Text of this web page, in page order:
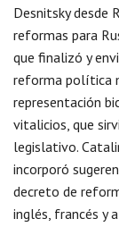
Desnitsky desde
reformas para
que finalizó y
reforma política
representación
vitalicios, que
legislativo.
incorporó
decreto de
inglés, francés y